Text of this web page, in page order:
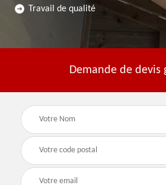
Travail de qualité
Demande de devis